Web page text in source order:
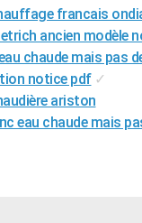
francais
ancien modèle
chaude mais pas
notice pdf ✓
ariston
eau chaude mais